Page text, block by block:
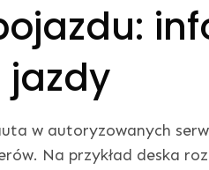
jazdy
w autoryzowanych
Na przykład deska